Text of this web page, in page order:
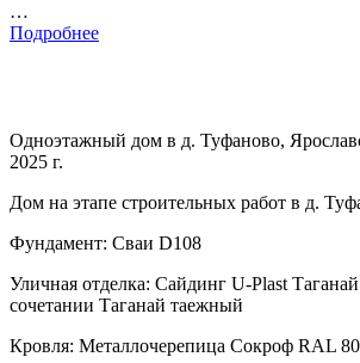
…
Подробнее
Одноэтажный дом в д. Туфаново,
2025 г.
Дом на этапе строительных работ в д.
Фундамент: Сваи D108
Уличная отделка: Сайдинг U-Plast
сочетании Таганай таежный
Кровля: Металлочерепица Сокроф RAL